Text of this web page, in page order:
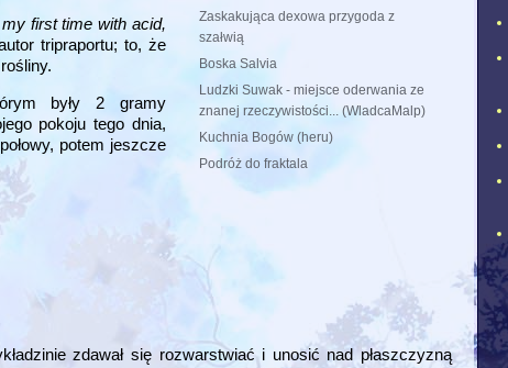
Zaskakująca dexowa przygoda z
szałwią
Boska Salvia
Ludzki Suwak - miejsce oderwania ze
znanej rzeczywistości... (WladcaMalp)
Kuchnia Bogów (heru)
Podróż do fraktala
first time with acid,
tripraportu; to, że
były 2 gramy
pokoju tego dnia,
potem jeszcze
zdawał się rozwarstwiać i unosić nad płaszczyzną